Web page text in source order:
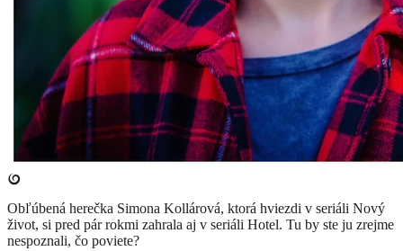
Obľúbená herečka Simona Kollárová, ktorá hviezdi v seriáli Nový
život, si pred pár rokmi zahrala aj v seriáli Hotel. Tu by ste ju zrejme
nespoznali, čo poviete?